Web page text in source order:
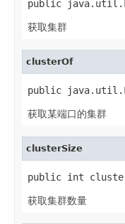
public
获取集群
clusterOf
public
获取某端口的集群
clusterSize
public int
获取集群数量